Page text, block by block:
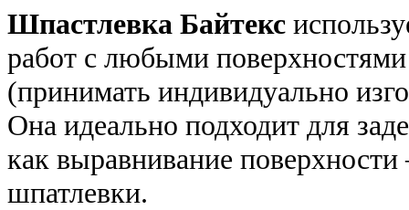
Шпастлевка Байтекс
работ с любыми
(принимать индивидуально
Она идеально подходит для
как выравнивание поверхности
шпатлевки.